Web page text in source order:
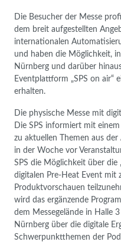
Die Besucher der Messe
dem breit aufgestellten
internationalen
und haben die Möglichkeit,
Nürnberg und darüber
Eventplattform „SPS on
erhalten.
Die physische Messe mit
Die SPS informiert mit
zu aktuellen Themen aus
in der Woche vor
SPS die Möglichkeit über die
digitalen Pre-Heat Event mit
Produktvorschauen
wird das ergänzende
dem Messegelände in Halle
Nürnberg über die digitale
Schwerpunktthemen der